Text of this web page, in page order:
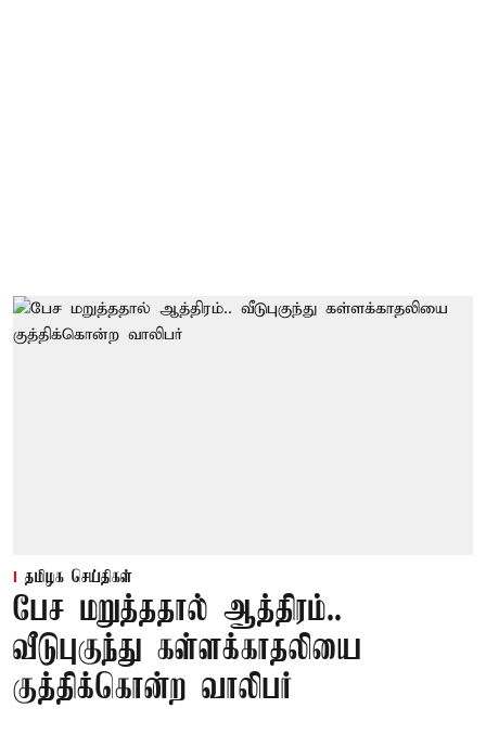
தமிழக செய்திகள்
பேச மறுத்ததால் ஆத்திரம்..
வீடுபுகுந்து கள்ளக்காதலியை
குத்திக்கொன்ற வாலிபர்